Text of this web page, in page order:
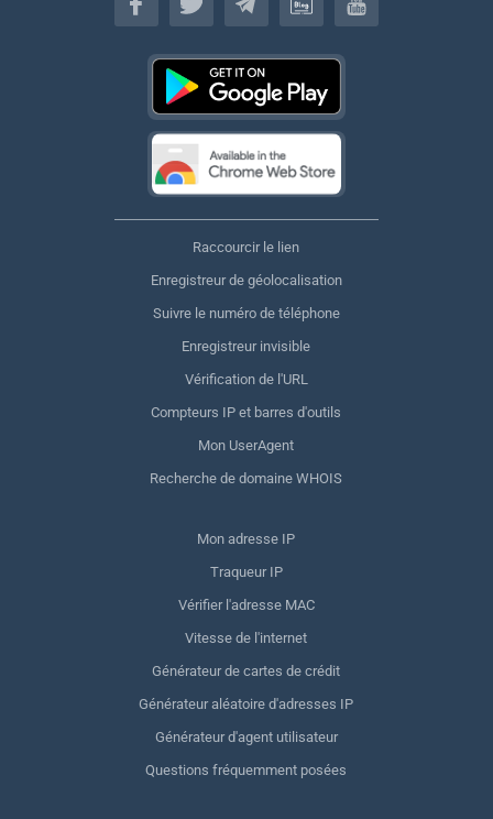
Raccourcir le lien
Enregistreur de géolocalisation
Suivre le numéro de téléphone
Enregistreur invisible
Vérification de l'URL
Compteurs IP et barres d'outils
Mon UserAgent
Recherche de domaine WHOIS
Mon adresse IP
Traqueur IP
Vérifier l'adresse MAC
Vitesse de l'internet
Générateur de cartes de crédit
Générateur aléatoire d'adresses IP
Générateur d'agent utilisateur
Questions fréquemment posées